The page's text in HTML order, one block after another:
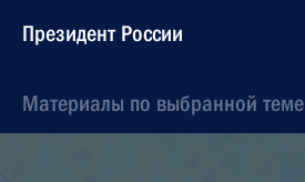
Президент России
Материалы по выбранной теме